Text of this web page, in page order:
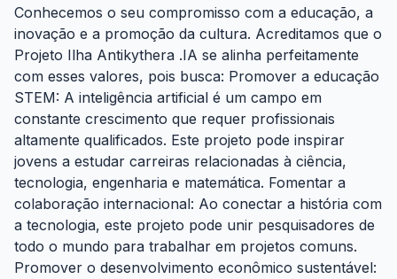
Conhecemos o seu compromisso com a educação, a
inovação e a promoção da cultura. Acreditamos que o
Projeto Ilha Antikythera .IA se alinha perfeitamente
com esses valores, pois busca: Promover a educação
STEM: A inteligência artificial é um campo em
constante crescimento que requer profissionais
altamente qualificados. Este projeto pode inspirar
jovens a estudar carreiras relacionadas à ciência,
tecnologia, engenharia e matemática. Fomentar a
colaboração internacional: Ao conectar a história com
a tecnologia, este projeto pode unir pesquisadores de
todo o mundo para trabalhar em projetos comuns.
Promover o desenvolvimento econômico sustentável: